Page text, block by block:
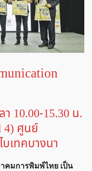
10.00-15.30 น.
4) ศูนย์
เทคบางนา
คมการพิมพ์ไทย เป็น